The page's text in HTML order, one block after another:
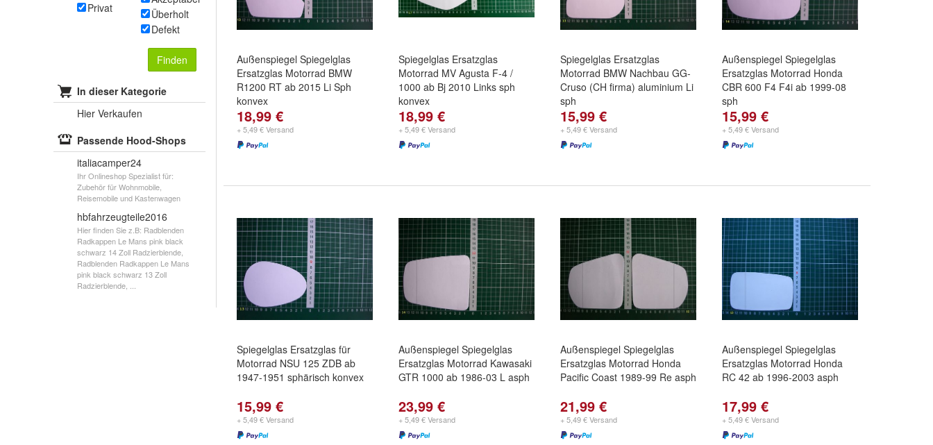
Privat
Überholt
Defekt
Finden
In dieser Kategorie
Hier Verkaufen
Passende Hood-Shops
italiacamper24
Ihr Onlineshop Spezialist für:
Zubehör für Wohnmobile,
Reisemobile und Kastenwagen
hbfahrzeugteile2016
Hier finden Sie z.B: Radblenden
Radkappen Le Mans pink black
schwarz 14 Zoll Radzierblende,
Radblenden Radkappen Le Mans
pink black schwarz 13 Zoll
Radzierblende, ...
Außenspiegel Spiegelglas
Ersatzglas Motorrad BMW
R1200 RT ab 2015 Li Sph
konvex
18,99 €
+ 5,49 € Versand
Spiegelglas Ersatzglas
Motorrad MV Agusta F-4 /
1000 ab Bj 2010 Links sph
konvex
18,99 €
+ 5,49 € Versand
Spiegelglas Ersatzglas
Motorrad BMW Nachbau GG-
Cruso (CH firma) aluminium Li
sph
15,99 €
+ 5,49 € Versand
Außenspiegel Spiegelglas
Ersatzglas Motorrad Honda
CBR 600 F4 F4i ab 1999-08
sph
15,99 €
+ 5,49 € Versand
Spiegelglas Ersatzglas für
Motorrad NSU 125 ZDB ab
1947-1951 sphärisch konvex
15,99 €
+ 5,49 € Versand
Außenspiegel Spiegelglas
Ersatzglas Motorrad Kawasaki
GTR 1000 ab 1986-03 L asph
23,99 €
+ 5,49 € Versand
Außenspiegel Spiegelglas
Ersatzglas Motorrad Honda
Pacific Coast 1989-99 Re asph
21,99 €
+ 5,49 € Versand
Außenspiegel Spiegelglas
Ersatzglas Motorrad Honda
RC 42 ab 1996-2003 asph
17,99 €
+ 5,49 € Versand